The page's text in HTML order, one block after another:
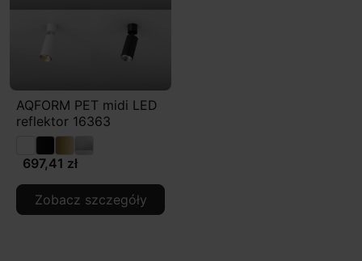
AQFORM PET midi LED
reflektor 16363
697,41 zł
Zobacz szczegóły